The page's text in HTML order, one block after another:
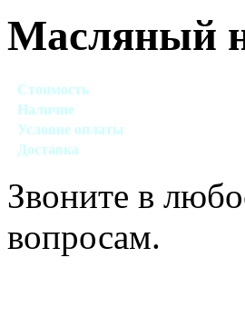
Масляный
Стоимость
Наличие
Условие оплаты
Доставка
Звоните в
вопросам.